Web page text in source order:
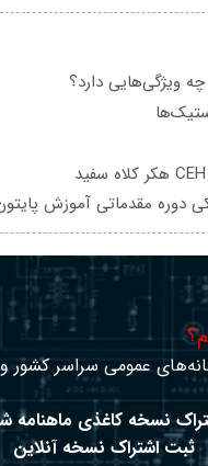
دوره مقدماتی آموزش
عمومی سراسر کشور
نسخه کاغذی ماهنامه
ثبت اشتراک نسخه آنلاین